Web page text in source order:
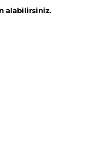
alabilirsiniz.